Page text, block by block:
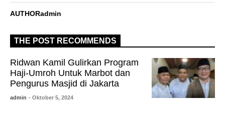
AUTHORadmin
THE POST RECOMMENDS
Ridwan Kamil Gulirkan Program
Haji-Umroh Untuk Marbot dan
Pengurus Masjid di Jakarta
admin - Oktober 5, 2024